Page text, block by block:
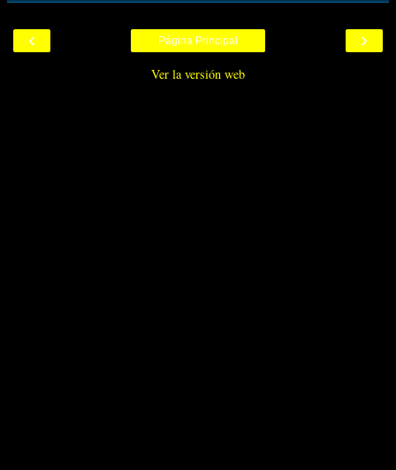
‹ ›
Página Principal
Ver la versión web